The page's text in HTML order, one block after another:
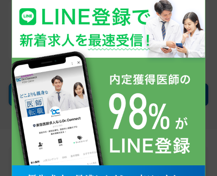
登録したメールアドレスへ、当社からのメール
（@dr-connect.jp）をお送りします。そのため「ドメ
イン指定受信/拒否設定」を利用されている方は受
け取れるようにお願いします。
確認画面へ
LINEで無料転職相談